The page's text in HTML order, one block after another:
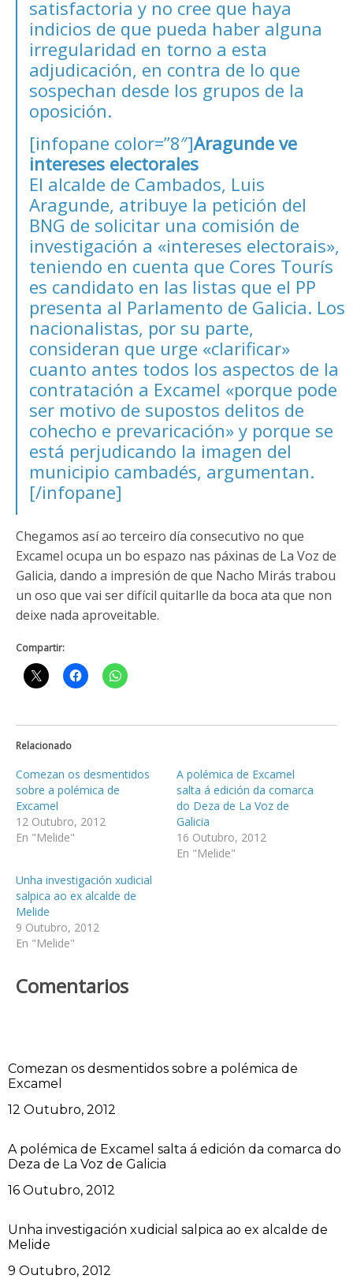
satisfactoria y no cree que haya
indicios de que pueda haber alguna
irregularidad en torno a esta
adjudicación, en contra de lo que
sospechan desde los grupos de la
oposición.
[infopane color=”8″]Aragunde ve
intereses electorales
El alcalde de Cambados, Luis
Aragunde, atribuye la petición del
BNG de solicitar una comisión de
investigación a «intereses electorais»,
teniendo en cuenta que Cores Tourís
es candidato en las listas que el PP
presenta al Parlamento de Galicia. Los
nacionalistas, por su parte,
consideran que urge «clarificar»
cuanto antes todos los aspectos de la
contratación a Excamel «porque pode
ser motivo de supostos delitos de
cohecho e prevaricación» y porque se
está perjudicando la imagen del
municipio cambadés, argumentan.
[/infopane]
Chegamos así ao terceiro día consecutivo no que
Excamel ocupa un bo espazo nas páxinas de La Voz de
Galicia, dando a impresión de que Nacho Mirás trabou
un oso que vai ser difícil quitarlle da boca ata que non
deixe nada aproveitable.
Compartir:
Relacionado
Comezan os desmentidos
sobre a polémica de
Excamel
12 Outubro, 2012
En "Melide"
A polémica de Excamel
salta á edición da comarca
do Deza de La Voz de
Galicia
16 Outubro, 2012
En "Melide"
Unha investigación xudicial
salpica ao ex alcalde de
Melide
9 Outubro, 2012
En "Melide"
Comentarios
Comezan os desmentidos sobre a polémica de
Excamel
Data
12 Outubro, 2012
A polémica de Excamel salta á edición da comarca do
Deza de La Voz de Galicia
Data
16 Outubro, 2012
Unha investigación xudicial salpica ao ex alcalde de
Melide
Data
9 Outubro, 2012